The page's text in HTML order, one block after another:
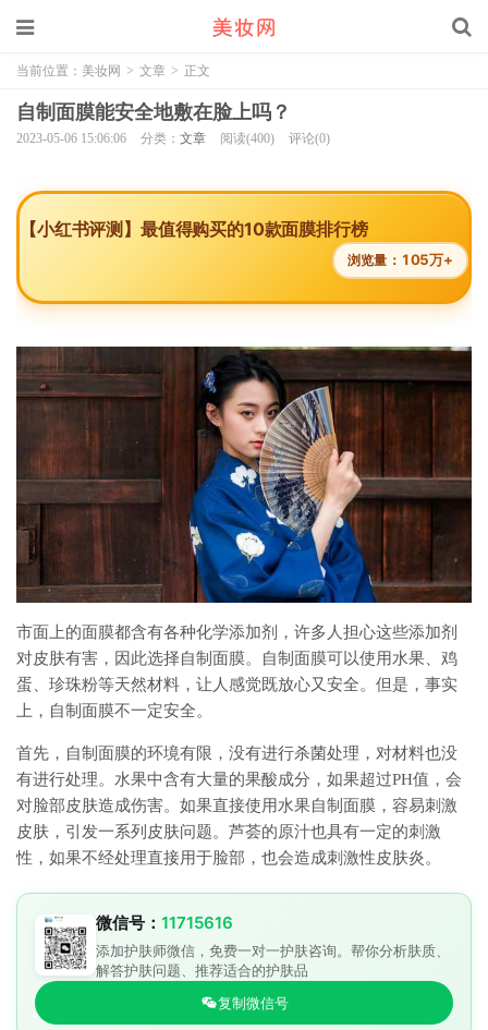
当前位置： 美妆网 > 文章 > 正文
自制面膜能安全地敷在脸上吗？
2023-05-06 15:06:06 分类： 文章 阅读(400) 评论(0)
【小红书评测】最值得购买的10款面膜排行榜
浏览量： 105万+
市面上的面膜都含有各种化学添加剂，许多人担心这些添加剂
对皮肤有害，因此选择自制面膜。自制面膜可以使用水果、鸡
蛋、珍珠粉等天然材料，让人感觉既放心又安全。但是，事实
上，自制面膜不一定安全。
首先，自制面膜的环境有限，没有进行杀菌处理，对材料也没
有进行处理。水果中含有大量的果酸成分，如果超过PH值，会
对脸部皮肤造成伤害。如果直接使用水果自制面膜，容易刺激
皮肤，引发一系列皮肤问题。芦荟的原汁也具有一定的刺激
性，如果不经处理直接用于脸部，也会造成刺激性皮肤炎。
微信号： 11715616
添加护肤师微信，免费一对一护肤咨询。帮你分析肤质、
解答护肤问题、推荐适合的护肤品
复制微信号